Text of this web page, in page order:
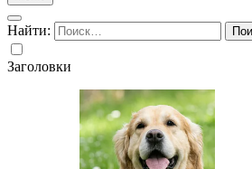
Найти:
Заголовки